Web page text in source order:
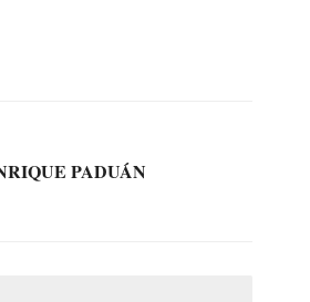
PADUÁN